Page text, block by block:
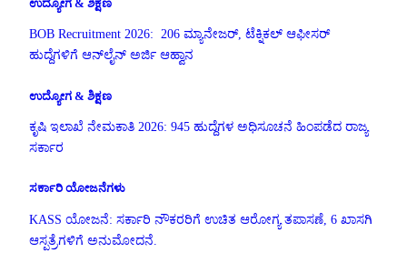
ಉದ್ಯೋಗ & ಶಿಕ್ಷಣ
BOB Recruitment 2026: 206 ಮ್ಯಾನೇಜರ್, ಟೆಕ್ನಿಕಲ್ ಆಫೀಸರ್
ಹುದ್ದೆಗಳಿಗೆ ಆನ್‌ಲೈನ್ ಅರ್ಜಿ ಆಹ್ವಾನ
ಉದ್ಯೋಗ & ಶಿಕ್ಷಣ
ಕೃಷಿ ಇಲಾಖೆ ನೇಮಕಾತಿ 2026: 945 ಹುದ್ದೆಗಳ ಅಧಿಸೂಚನೆ ಹಿಂಪಡೆದ ರಾಜ್ಯ
ಸರ್ಕಾರ
ಸರ್ಕಾರಿ ಯೋಜನೆಗಳು
KASS ಯೋಜನೆ: ಸರ್ಕಾರಿ ನೌಕರರಿಗೆ ಉಚಿತ ಆರೋಗ್ಯ ತಪಾಸಣೆ, 6 ಖಾಸಗಿ
ಆಸ್ಪತ್ರೆಗಳಿಗೆ ಅನುಮೋದನೆ.